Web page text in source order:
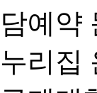
담예약
누리집